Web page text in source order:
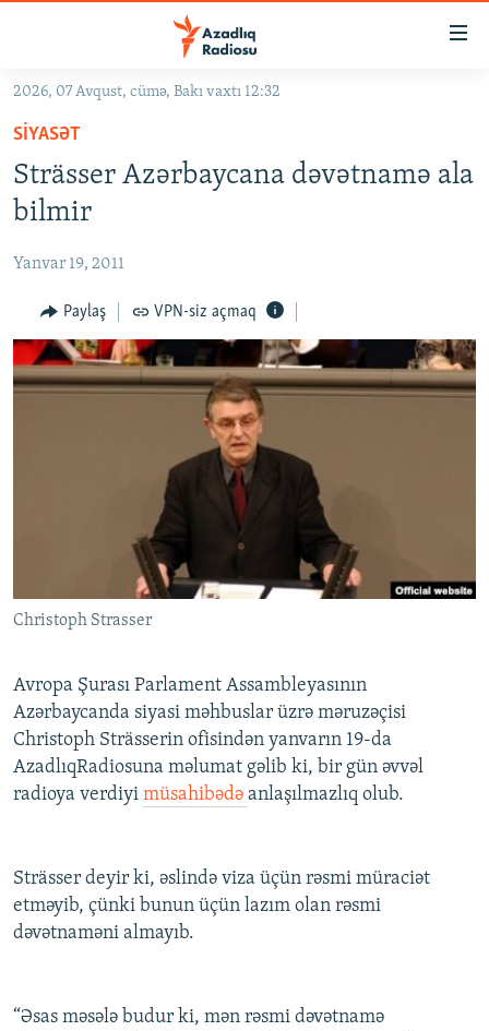
Əsas
qayıt
Əsas
naviqasiyaya
qayıt
GÜNDƏM
KORRUPSIOMETR
FƏRQƏ BAX
QANUNI DOĞRU
ARAŞDIRMA
MULTIMEDIA
AZƏRBAYCAN ƏDƏBIYYATI KITABXANASI
İSLAM VƏ DEMOKRATIYA
İZ - MƏDƏNIYYƏT PROQRAMI
PEŞƏ ETIKASI VƏ JURNALISTIKA STANDARTLARIMIZ
MATERIALLARIMIZDAN ISTIFADƏ
AZADLIQRADIOSU MOBIL TELEFONUNUZDA
XƏBƏR BÜLLETENLƏRIMIZ
RFE/RL-in bütün saytları
2026, 07 Avqust, cümə, Bakı vaxtı 12:32
SIYASƏT
Strässer Azərbaycana dəvətnamə ala
bilmir
Yanvar 19, 2011
Paylaş VPN-siz açmaq
Christoph Strasser
Avropa Şurası Parlament Assambleyasının
Azərbaycanda siyasi məhbuslar üzrə məruzəçisi
Christoph Strässerin ofisindən yanvarın 19-da
AzadlıqRadiosuna məlumat gəlib ki, bir gün əvvəl
radioya verdiyi müsahibədə anlaşılmazlıq olub.
Strässer deyir ki, əslində viza üçün rəsmi müraciət
etməyib, çünki bunun üçün lazım olan rəsmi
dəvətnaməni almayıb.
“Əsas məsələ budur ki, mən rəsmi dəvətnamə